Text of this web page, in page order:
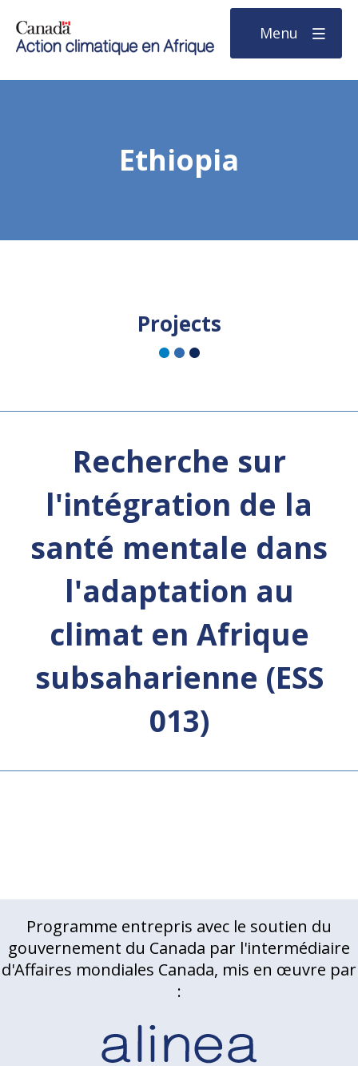
Menu
Ethiopia
Projects
Recherche sur
l'intégration de la
santé mentale dans
l'adaptation au
climat en Afrique
subsaharienne (ESS
013)
Programme entrepris avec le soutien du
gouvernement du Canada par l'intermédiaire
d'Affaires mondiales Canada, mis en œuvre par
: